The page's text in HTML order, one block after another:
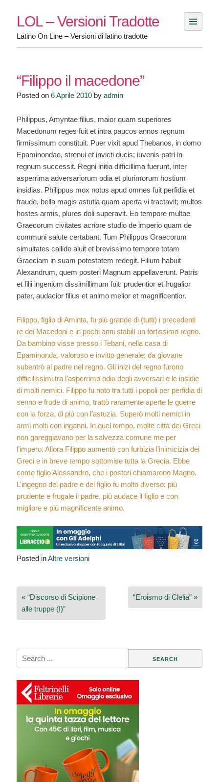
content
LOL – Versioni Tradotte
Latino On Line – Versioni di latino tradotte
“Filippo il macedone”
Posted on 6 Aprile 2010by admin
Philippus, Amyntae filius, maior quam superiores
Macedonum reges fuit et intra paucos annos regnum
firmissimum constituit. Puer vixit apud Thebanos, in domo
Epaminondae, strenui et invicti ducis; iuvenis patri in
regnum successit. Regni initia difficillima fuerunt, inter
asperrima adversariorum odia et plurimorum hostium
insidias. Philippus mox notus apud omnes fuit perfidia et
fraude, bella magis astutia quam aperta vi tractavit; multos
hostes armis, plures doli superavit. Eo tempore multae
Graecorum civitates acriore studio de imperio quam de
communi salute certabant. Tum Philippus Graecorum
simultates callide aluit et brevissimo tempore totam
Graeciam in suam potestatem redegit. Filium habuit
Alexandrum, quem posteri Magnum appellaverunt. Patris
et filii ingenium dissimillimum fuit: prudentior et frugalior
pater, audacior filius et animo melior et magnificentior.
Filippo, figlio di Aminta, fu più grande di (tutti) i precedenti
re dei Macedoni e in pochi anni stabilì un fortissimo regno.
Da bambino visse presso i Tebani, nella casa di
Epaminonda, valoroso e invitto generale; da giovane
subentrò al padre nel regno. Gli inizi del regno furono
difficilissimi tra l’asperrimo odio degli avversari e le insidie
di molti nemici. Filippo fu noto tra tutti i popoli per perfidia di
senno e frode di animo, trattò raramente aperte le guerre
con la forza, di più con l’astuzia. Superò molti nemici in
armi molti con inganni. In quel tempo, molte città dei Greci
non gareggiavano per la salvezza comune me per
l’impero. Allora Filippo aumentò con furbizia l’inimicizia dei
Greci e in breve tempo sottomise tutta la Grecia. Ebbe
come figlio Alessandro, che i posteri chiamarono Magno.
L’ingegno del padre e del figlio fu molto diverso: più
prudente e frugale il padre, più audace il figlio e con
migliore e più magnificente animo.
Posted inAltre versioni
Navigazione
articoli
« “Discorso di Scipione
alle truppe (I)”
“Eroismo di Clelia” »
Search
for: